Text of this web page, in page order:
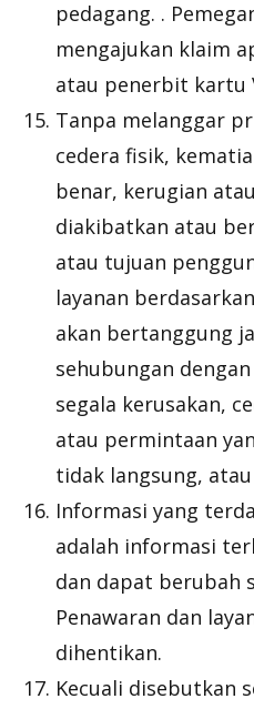
pedagang. .
mengajukan klaim
atau penerbit kartu
Tanpa melanggar
cedera fisik,
benar, kerugian
diakibatkan atau
atau tujuan
layanan
akan bertanggung
sehubungan
segala kerusakan,
atau permintaan
tidak langsung, atau
Informasi yang
adalah informasi
dan dapat berubah
Penawaran dan
dihentikan.
Kecuali disebutkan